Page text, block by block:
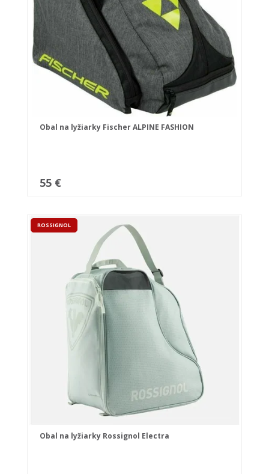
Obal na lyžiarky Fischer ALPINE FASHION
55 €
ROSSIGNOL
Obal na lyžiarky Rossignol Electra